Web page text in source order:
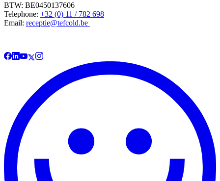
BTW: BE0450137606
Telephone: +32 (0) 11 / 782 698
Email: receptie@tefcold.be